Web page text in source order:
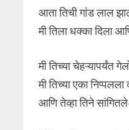
आता तिची गांड लाल
मी तिला धक्का दिला
मी तिच्या चेहऱ्यापर्यंत
मी तिच्या एका
आणि तेव्हा तिने